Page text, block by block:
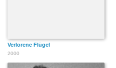
Verlorene Flügel
2000